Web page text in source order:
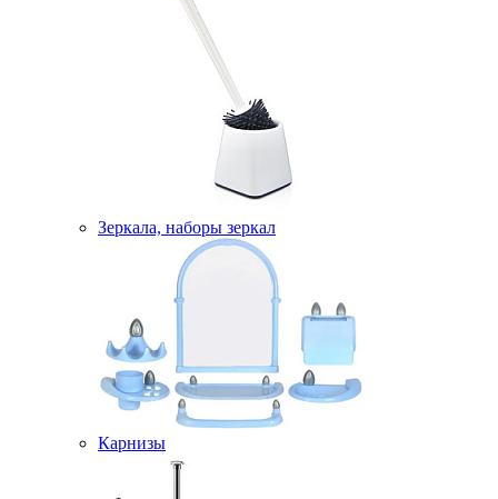
Зеркала, наборы зеркал
Карнизы